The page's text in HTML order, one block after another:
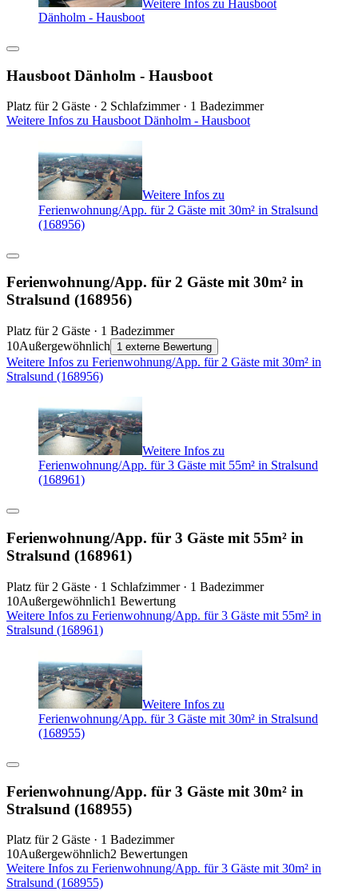
Weitere Infos zu Hausboot
Dänholm - Hausboot
Hausboot Dänholm - Hausboot
Platz für 2 Gäste · 2 Schlafzimmer · 1 Badezimmer
Weitere Infos zu Hausboot Dänholm - Hausboot
Weitere Infos zu
Ferienwohnung/App. für 2 Gäste mit 30m² in Stralsund
(168956)
Ferienwohnung/App. für 2 Gäste mit 30m² in
Stralsund (168956)
Platz für 2 Gäste · 1 Badezimmer
10Außergewöhnlich 1 externe Bewertung
Weitere Infos zu Ferienwohnung/App. für 2 Gäste mit 30m² in
Stralsund (168956)
Weitere Infos zu
Ferienwohnung/App. für 3 Gäste mit 55m² in Stralsund
(168961)
Ferienwohnung/App. für 3 Gäste mit 55m² in
Stralsund (168961)
Platz für 2 Gäste · 1 Schlafzimmer · 1 Badezimmer
10Außergewöhnlich1 Bewertung
Weitere Infos zu Ferienwohnung/App. für 3 Gäste mit 55m² in
Stralsund (168961)
Weitere Infos zu
Ferienwohnung/App. für 3 Gäste mit 30m² in Stralsund
(168955)
Ferienwohnung/App. für 3 Gäste mit 30m² in
Stralsund (168955)
Platz für 2 Gäste · 1 Badezimmer
10Außergewöhnlich2 Bewertungen
Weitere Infos zu Ferienwohnung/App. für 3 Gäste mit 30m² in
Stralsund (168955)